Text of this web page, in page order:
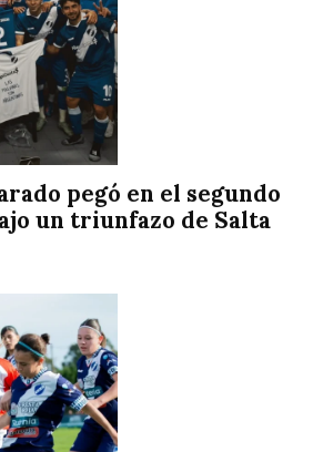
pegó en el segundo
un triunfazo de Salta